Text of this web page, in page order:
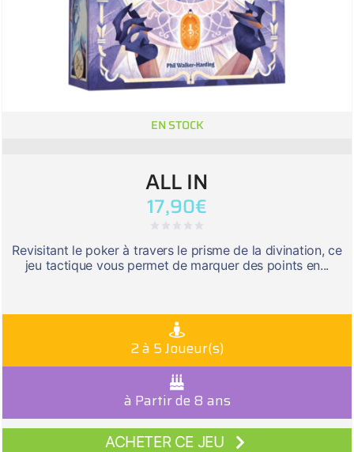
EN STOCK
ALL IN
17,90€
Revisitant le poker à travers le prisme de la divination, ce
jeu tactique vous permet de marquer des points en...
2 à 5 Joueur(s)
à Partir de 8 ans
ACHETER CE JEU